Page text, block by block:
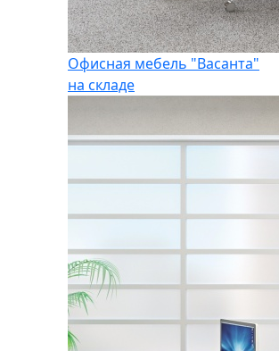
Офисная мебель "Васанта"
на складе